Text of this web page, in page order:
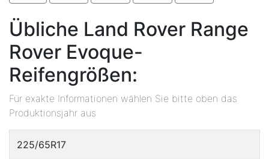
Übliche Land Rover Range
Rover Evoque-
Reifengrößen:
Für exakte Informationen wählen Sie bitte oben das
Produktionsjahr aus
225/65R17